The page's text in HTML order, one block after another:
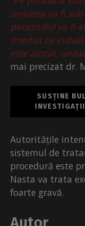
unitatea va fi
personalul va fi
Imediat ce
este alocat,
mai precizat dr.
SUSȚINE
Autoritățile
sistemul de
procedură este
Nasta va trata
foarte gravă.